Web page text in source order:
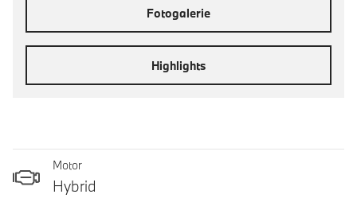
Fotogalerie
Highlights
Motor
Hybrid